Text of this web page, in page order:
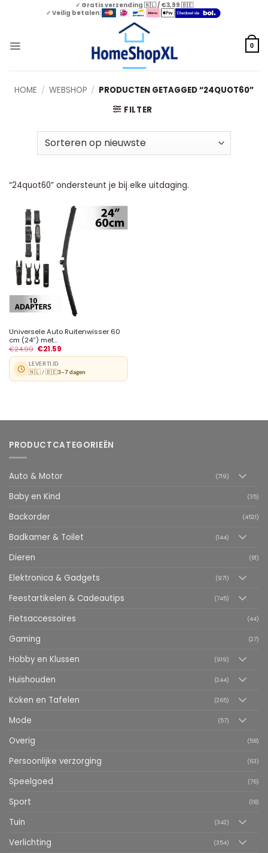
✓ Gratis verzending 🇳🇱 / €3,99 🇧🇪
✓ Veilig betalen:
0
HOME / WEBSHOP / PRODUCTEN GETAGGED “24QUOT60”
FILTER
“24quot60” ondersteunt je bij elke uitdaging.
Universele Auto Ruitenwisser 60
cm (24″) met...
€24.99 €21.59
LEVERTIJD
🇳🇱 / 🇧🇪3–7 dagen
PRODUCTCATEGORIEËN
Auto & Motor (719)
Baby en Kind (35)
Backorder (4521)
Badkamer & Toilet (144)
Dieren (81)
Elektronica & Gadgets (971)
Feestartikelen & Cadeautips (745)
Fietsaccessoires (44)
Gaming (27)
Hobby en Klussen (919)
Huishouden (244)
Koken en Tafelen (265)
Mode (57)
Overig (58)
Persoonlijke verzorging (63)
Speelgoed (76)
Sport (18)
Tuin (342)
Verlichting (354)